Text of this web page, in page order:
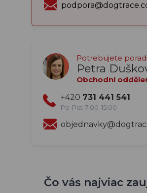
Potrebujete
Petra
Obchodní
+420 731 441 541
Po-Pia: 7:00-15:00
Čo vás najviac